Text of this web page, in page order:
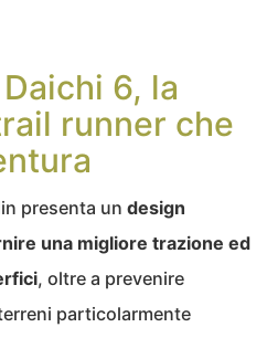
6, la
runner che
presenta un design
una migliore trazione ed
, oltre a prevenire
particolarmente